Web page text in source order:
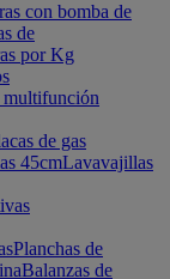
con bomba de
de
por Kg
de gas
45cmLavavajillas
Planchas de
Balanzas de